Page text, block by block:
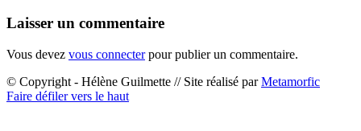
Laisser un commentaire
Vous devez vous connecterpour publier un commentaire.
© Copyright - Hélène Guilmette // Site réalisé parMetamorfic
Faire défiler vers le haut